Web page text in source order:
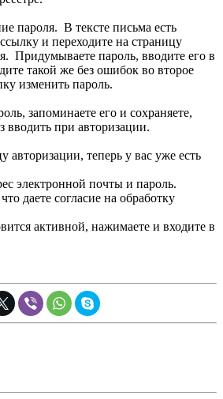
пароля. В тексте письма есть
и переходите на страницу
Придумываете пароль, вводите его в
такой же без ошибок во второе
изменить пароль.
запоминаете его и сохраняете,
при авторизации.
авторизации, теперь у вас уже есть
электронной почты и пароль.
даете согласие на обработку
активной, нажимаете и входите в